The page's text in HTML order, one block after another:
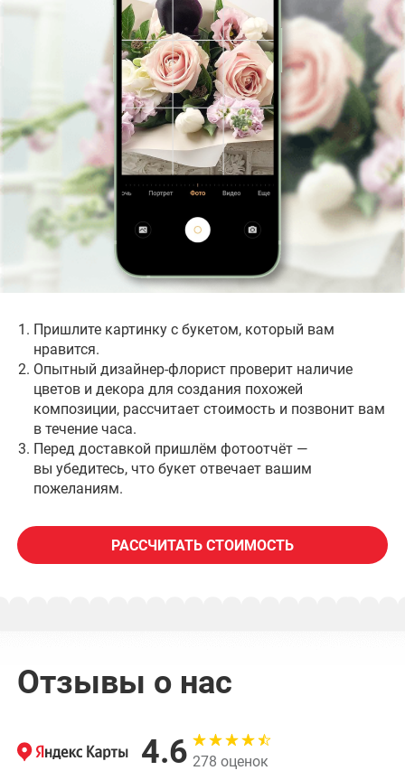
Районы доставки
Салоны для самовывоза
фотографии или скриншоты.
Корпоративный менеджер, Наталья
Владимировна
Получите КП
+7 913 713-50-47
DOSTAVKA@NSKFLORAOPT.RU
Опишите ваши потребности, и я рассчитаю
стоимость цветов и услуг с максимально
возможной скидкой и гарантиями за 2 часа!
Наши постоянные клиенты
Пришлите картинку с букетом, который вам
нравится.
Опытный дизайнер-флорист проверит наличие
цветов и декора для создания похожей
композиции, рассчитает стоимость и позвонит вам
в течение часа.
Перед доставкой пришлём фотоотчёт —
вы убедитесь, что букет отвечает вашим
пожеланиям.
РАССЧИТАТЬ СТОИМОСТЬ
Отзывы о нас
4.6 278 оценок